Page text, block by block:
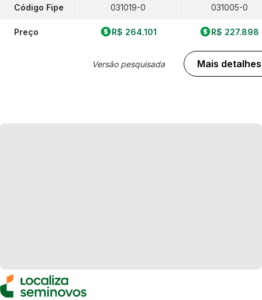
Código Fipe
Preço
031019-0
R$ 264.101
Versão pesquisada
031005-0
R$ 227.898
Mais detalhes